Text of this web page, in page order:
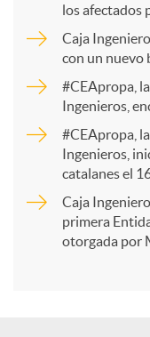
p
a
r
t
los afectados
Caja
con un nuevo
#CEApropa,
Ingenieros,
#CEApropa,
Ingenieros,
catalanes el
Caja
primera
otorgada por